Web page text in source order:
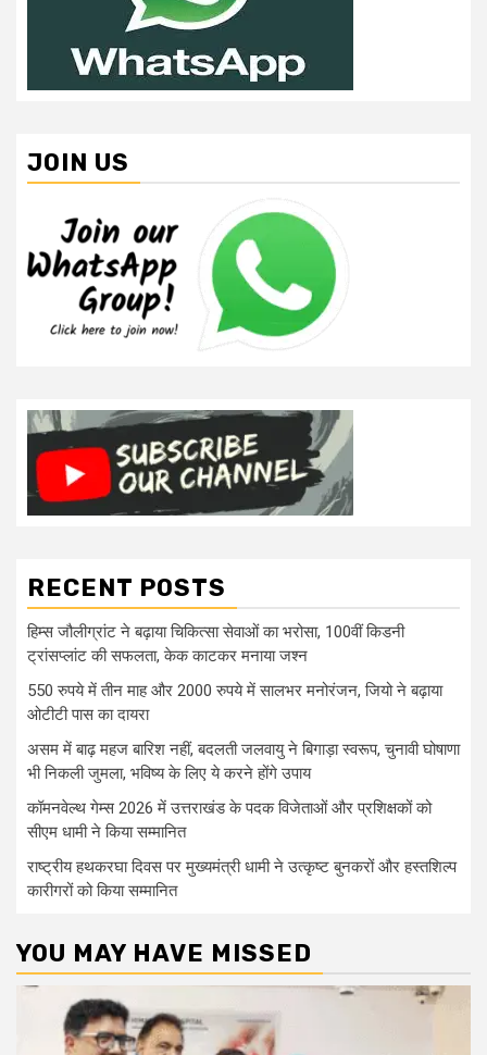
JOIN US
RECENT POSTS
हिम्स जौलीग्रांट ने बढ़ाया चिकित्सा सेवाओं का भरोसा, 100वीं किडनी
ट्रांसप्लांट की सफलता, केक काटकर मनाया जश्न
550 रुपये में तीन माह और 2000 रुपये में सालभर मनोरंजन, जियो ने बढ़ाया
ओटीटी पास का दायरा
असम में बाढ़ महज बारिश नहीं, बदलती जलवायु ने बिगाड़ा स्वरूप, चुनावी घोषाणा
भी निकली जुमला, भविष्य के लिए ये करने होंगे उपाय
कॉमनवेल्थ गेम्स 2026 में उत्तराखंड के पदक विजेताओं और प्रशिक्षकों को
सीएम धामी ने किया सम्मानित
राष्ट्रीय हथकरघा दिवस पर मुख्यमंत्री धामी ने उत्कृष्ट बुनकरों और हस्तशिल्प
कारीगरों को किया सम्मानित
YOU MAY HAVE MISSED